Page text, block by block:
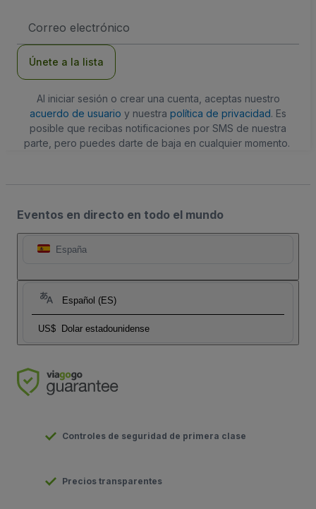
de
Únete a la lista
Al iniciar sesión o crear una cuenta, aceptas nuestro
acuerdo de usuario y nuestra política de privacidad. Es
posible que recibas notificaciones por SMS de nuestra
parte, pero puedes darte de baja en cualquier momento.
Eventos en directo en todo el mundo
España
Español (ES)
US$ Dolar estadounidense
Controles de seguridad de primera clase
Precios transparentes